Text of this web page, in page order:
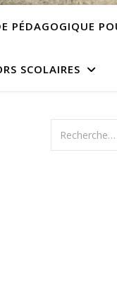
PÉDAGOGIQUE
SCOLAIRES